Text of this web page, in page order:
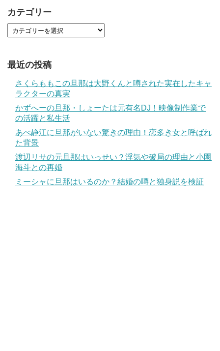
カテゴリー
最近の投稿
さくらももこの旦那は大野くんと噂された実在したキャ
ラクターの真実
かずへーの旦那・しょーたは元有名DJ！映像制作業で
の活躍と私生活
あべ静江に旦那がいない驚きの理由！恋多き女と呼ばれ
た背景
渡辺リサの元旦那はいっせい？浮気や破局の理由と小園
海斗との再婚
ミーシャに旦那はいるのか？結婚の噂と独身説を検証